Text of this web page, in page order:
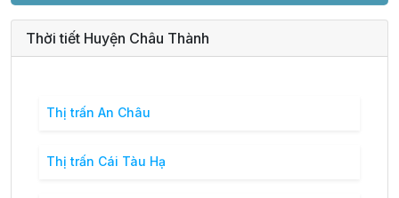
Thời tiết Huyện Châu Thành
Thị trấn An Châu
Thị trấn Cái Tàu Hạ